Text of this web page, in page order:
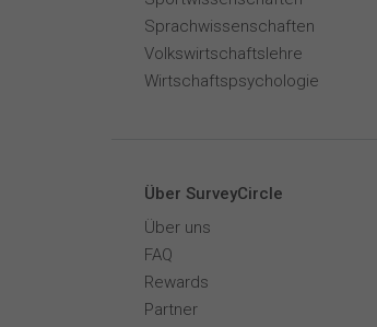
Sprachwissenschaften
Volkswirtschaftslehre
Wirtschaftspsychologie
Über SurveyCircle
Über uns
FAQ
Rewards
Partner